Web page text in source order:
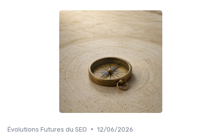
Évolutions Futures du SEO • 12/06/2026